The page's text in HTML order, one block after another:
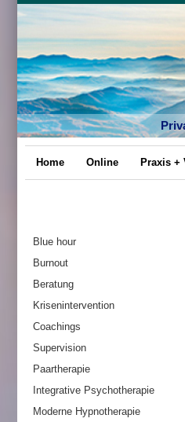
Home Online Praxis +
Blue hour
Burnout
Beratung
Krisenintervention
Coachings
Supervision
Paartherapie
Integrative Psychotherapie
Moderne Hypnotherapie